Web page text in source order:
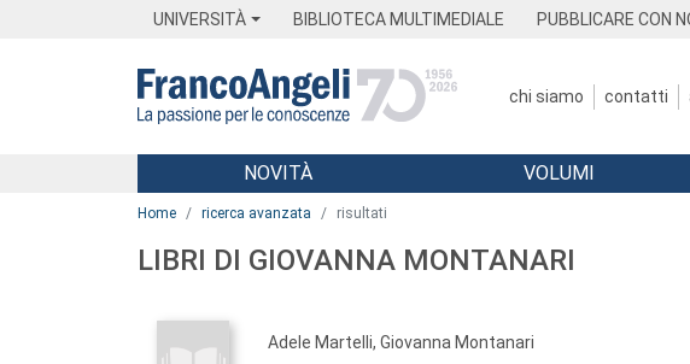
UNIVERSITÀ BIBLIOTECA MULTIMEDIALE PUBBLICARE CON
chi siamo contatti
Menu
NOVITÀ VOLUMI
Home ricerca avanzata risultati
LIBRI DI GIOVANNA MONTANARI
Adele Martelli, Giovanna Montanari